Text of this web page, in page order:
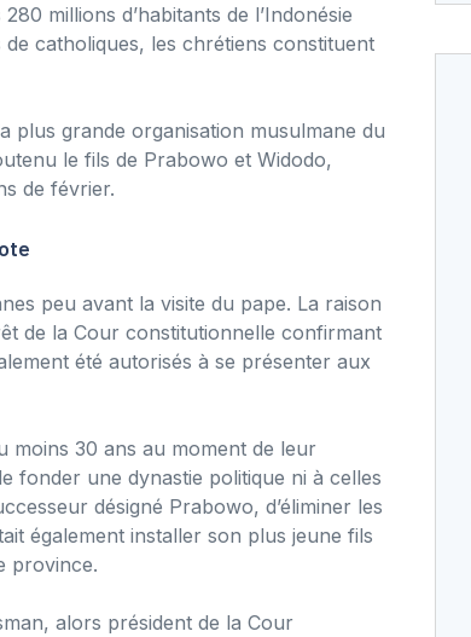
millions d’habitants de l’Indonésie
catholiques, les chrétiens constituent
plus grande organisation musulmane du
le fils de Prabowo et Widodo,
de février.
peu avant la visite du pape. La raison
de la Cour constitutionnelle confirmant
été autorisés à se présenter aux
moins 30 ans au moment de leur
fonder une dynastie politique ni à celles
désigné Prabowo, d’éliminer les
également installer son plus jeune fils
province.
alors président de la Cour